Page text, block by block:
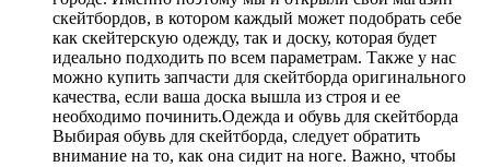
скейтбордов, в котором каждый может подобрать себе
как скейтерскую одежду, так и доску, которая будет
идеально подходить по всем параметрам. Также у нас
можно купить запчасти для скейтборда оригинального
качества, если ваша доска вышла из строя и ее
необходимо починить.Одежда и обувь для скейтборда
Выбирая обувь для скейтборда, следует обратить
внимание на то, как она сидит на ноге. Важно, чтобы